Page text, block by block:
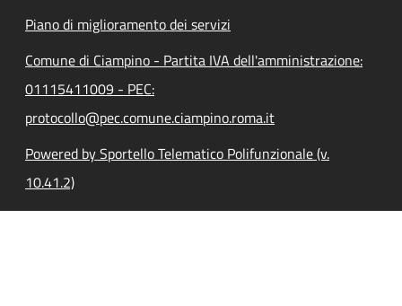
Piano di miglioramento dei servizi
Comune di Ciampino - Partita IVA dell'amministrazione:
01115411009 - PEC:
protocollo@pec.comune.ciampino.roma.it
Powered by Sportello Telematico Polifunzionale (v.
10.41.2)